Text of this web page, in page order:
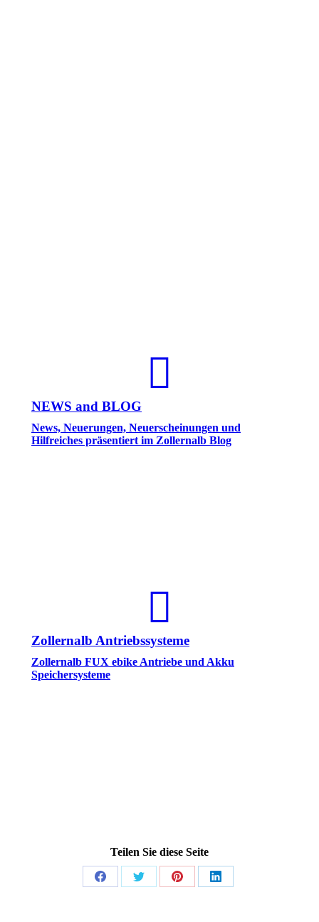
NEWS and BLOG
News, Neuerungen, Neuerscheinungen und
Hilfreiches präsentiert im Zollernalb Blog
Zollernalb Antriebssysteme
Zollernalb FUX ebike Antriebe und Akku
Speichersysteme
Teilen Sie diese Seite
Share
Share
Share
Share